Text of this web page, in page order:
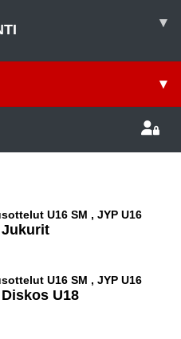
▾
▾
U16 SM , JYP U16
Jukurit
U16 SM , JYP U16
Diskos U18